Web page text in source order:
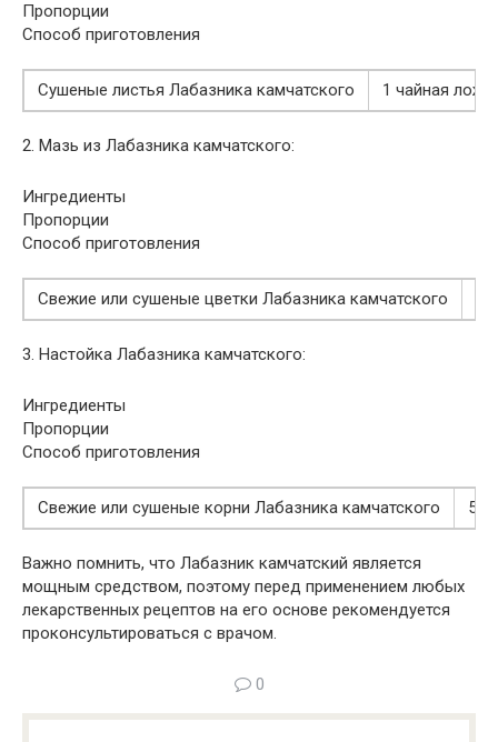
Пропорции
Способ приготовления
Сушеные листья Лабазника камчатского 1 чайная
2. Мазь из Лабазника камчатского:
Ингредиенты
Пропорции
Способ приготовления
Свежие или сушеные цветки Лабазника камчатского
3. Настойка Лабазника камчатского:
Ингредиенты
Пропорции
Способ приготовления
Свежие или сушеные корни Лабазника камчатского 50
Важно помнить, что Лабазник камчатский является
мощным средством, поэтому перед применением любых
лекарственных рецептов на его основе рекомендуется
проконсультироваться с врачом.
0